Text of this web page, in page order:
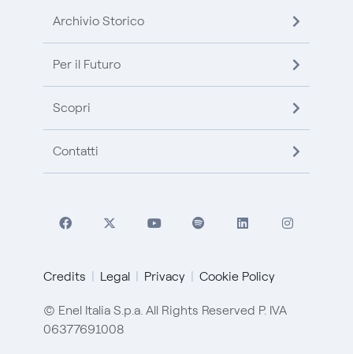
Archivio Storico
Per il Futuro
Scopri
Contatti
Credits Legal Privacy Cookie Policy
© Enel Italia S.p.a. All Rights Reserved P. IVA
06377691008